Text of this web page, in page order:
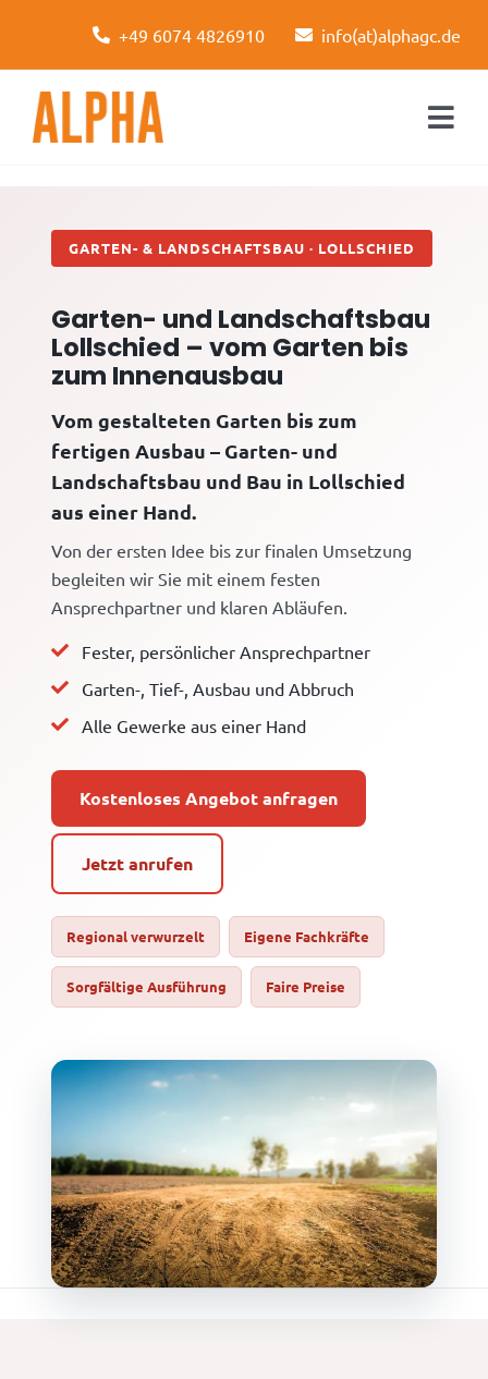
content
+49 6074 4826910 info(at)alphagc.de
Leistungen
Kontakt
GARTEN- & LANDSCHAFTSBAU · LOLLSCHIED
Garten- und Landschaftsbau
Lollschied – vom Garten bis
zum Innenausbau
Vom gestalteten Garten bis zum
fertigen Ausbau – Garten- und
Landschaftsbau und Bau in Lollschied
aus einer Hand.
Von der ersten Idee bis zur finalen Umsetzung
begleiten wir Sie mit einem festen
Ansprechpartner und klaren Abläufen.
Fester, persönlicher Ansprechpartner
Garten-, Tief-, Ausbau und Abbruch
Alle Gewerke aus einer Hand
Kostenloses Angebot anfragen
Jetzt anrufen
Regional verwurzelt Eigene Fachkräfte
Sorgfältige Ausführung Faire Preise